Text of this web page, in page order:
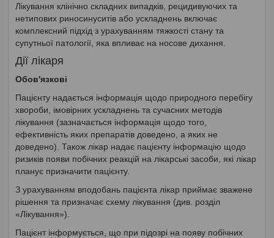
Лікування клінічно складних випадків, рецидивуючих та
нетипових риносинуситів або ускладнень включає
комплексний підхід з урахуванням тяжкості стану та
супутньої патології, яка впливає на носове дихання.
Дії лікаря
Обов'язкові
Пацієнту надається інформація щодо природного перебігу
хвороби, імовірних ускладнень та сучасних методів
лікування (зазначається інформація щодо того,
ефективність яких препаратів доведено, а яких не
доведено). Також лікар надає пацієнту інформацію щодо
ризиків появи побічних реакцій на лікарські засоби, які лікар
планує призначити пацієнту.
З урахуванням вподобань пацієнта лікар приймає зважене
рішення та призначає схему лікування (див. розділ
«Лікування»).
Пацієнт інформується, що при підозрі на появу побічних